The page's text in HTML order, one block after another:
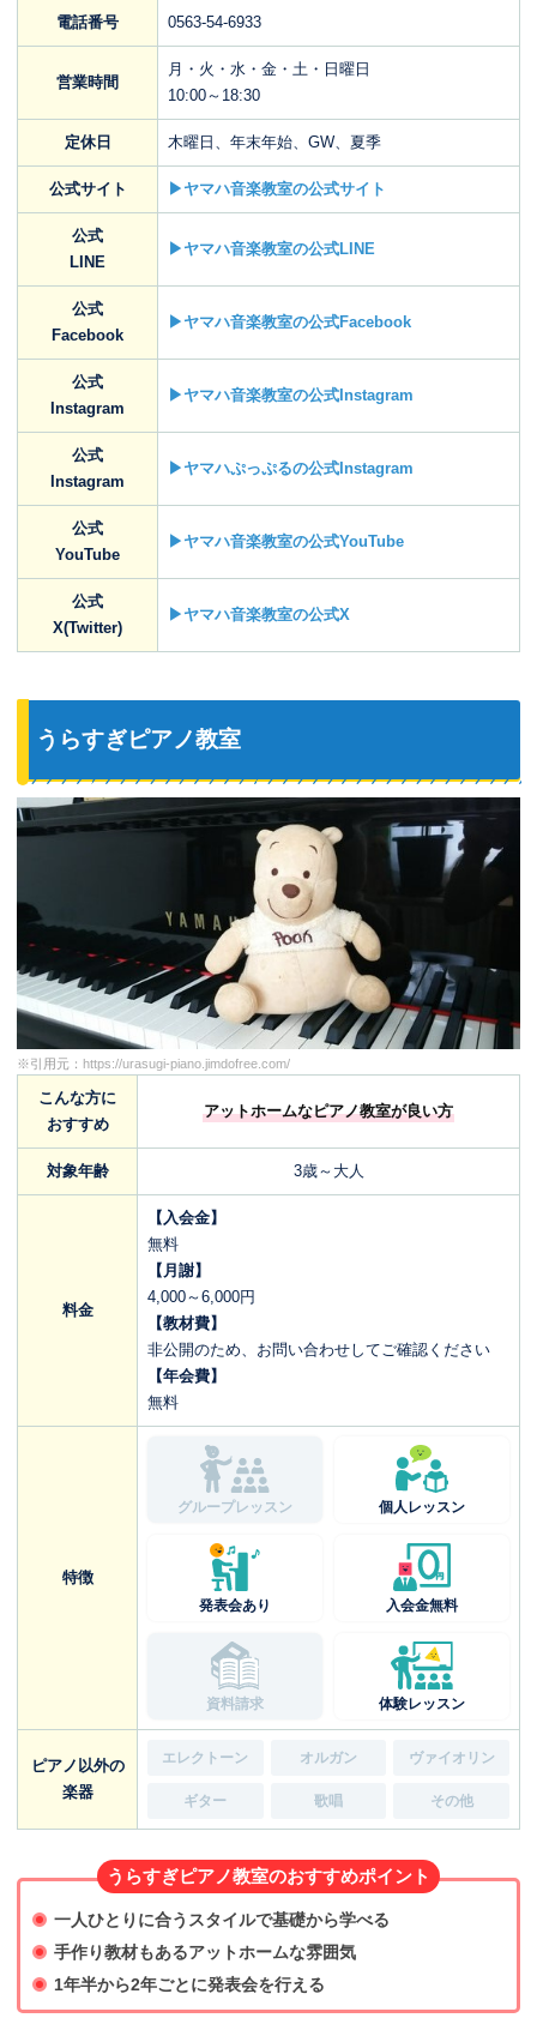
電話番号 0563-54-6933
営業時間
月・火・水・金・土・日曜日
10:00～18:30
定休日 木曜日、年末年始、GW、夏季
公式サイト ▶ヤマハ音楽教室の公式サイト
公式
LINE
▶ヤマハ音楽教室の公式LINE
公式
Facebook
▶ヤマハ音楽教室の公式Facebook
公式
Instagram
▶ヤマハ音楽教室の公式Instagram
公式
Instagram
▶ヤマハぷっぷるの公式Instagram
公式
YouTube
▶ヤマハ音楽教室の公式YouTube
公式
X(Twitter)
▶ヤマハ音楽教室の公式X
うらすぎピアノ教室
※引用元： https://urasugi-piano.jimdofree.com/
こんな方に
おすすめ
アットホームなピアノ教室が良い方
対象年齢 3歳～大人
料金
【入会金】
無料
【月謝】
4,000～6,000円
【教材費】
非公開のため、お問い合わせしてご確認ください
【年会費】
無料
特徴
グループレッスン 個人レッスン
発表会あり 入会金無料
資料請求 体験レッスン
ピアノ以外の
楽器
エレクトーン オルガン ヴァイオリン
ギター 歌唱 その他
うらすぎピアノ教室のおすすめポイント
一人ひとりに合うスタイルで基礎から学べる
手作り教材もあるアットホームな雰囲気
1年半から2年ごとに発表会を行える